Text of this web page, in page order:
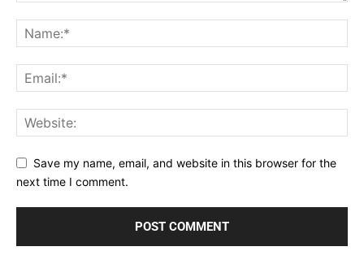
Save my name, email, and website in this browser for the
next time I comment.